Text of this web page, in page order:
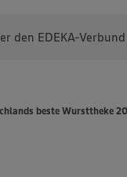
den EDEKA-Verbund
beste Wursttheke